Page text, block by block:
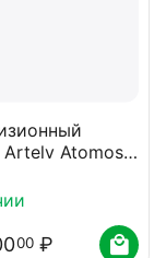
Artelv Atomos
640x512 LRF
00 ₽